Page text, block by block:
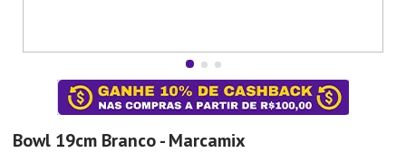
Bowl 19cm Branco - Marcamix
7º
Xicara
Tapete
Aparelho Jantar
10º Lixeira